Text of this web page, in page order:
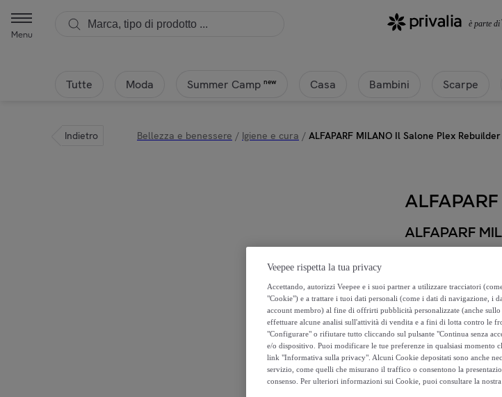
Menu
Tutte Moda Summer Camp new Casa Bambini Scarpe
Indietro Bellezza e benessere / Igiene e cura / ALFAPARF MILANO Il Salone Plex
ALFAPARF
8,50 €
18 %
Ultimo prodotto
Modello:
Veepee rispetta la tua privacy
Accettando, autorizzi Veepee e i suoi partner a utilizzare tracciatori
"Cookie") e a trattare i tuoi dati personali (come i dati di navigazione, i
account membro) al fine di offrirti pubblicità personalizzate (anche sullo
effettuare alcune analisi sull'attività di vendita e a fini di lotta contro le
"Configurare" o rifiutare tutto cliccando sul pulsante "Continua senza
e/o dispositivo. Puoi modificare le tue preferenze in qualsiasi momento
link "Informativa sulla privacy". Alcuni Cookie depositati sono anche
servizio, come quelli che misurano il traffico o consentono la
consenso. Per ulteriori informazioni sui Cookie, puoi consultare la